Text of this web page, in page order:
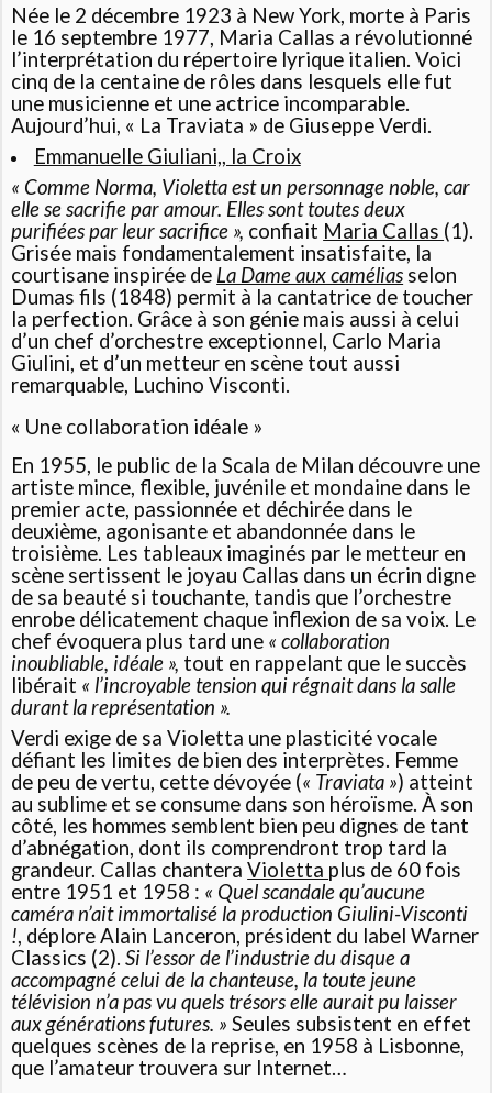
Née le 2 décembre 1923 à New York, morte à Paris
le 16 septembre 1977, Maria Callas a révolutionné
l’interprétation du répertoire lyrique italien. Voici
cinq de la centaine de rôles dans lesquels elle fut
une musicienne et une actrice incomparable.
Aujourd’hui, « La Traviata » de Giuseppe Verdi.
Emmanuelle Giuliani,, la Croix
« Comme Norma, Violetta est un personnage noble, car
elle se sacrifie par amour. Elles sont toutes deux
purifiées par leur sacrifice », confiait Maria Callas (1).
Grisée mais fondamentalement insatisfaite, la
courtisane inspirée de La Dame aux camélias selon
Dumas fils (1848) permit à la cantatrice de toucher
la perfection. Grâce à son génie mais aussi à celui
d’un chef d’orchestre exceptionnel, Carlo Maria
Giulini, et d’un metteur en scène tout aussi
remarquable, Luchino Visconti.
« Une collaboration idéale »
En 1955, le public de la Scala de Milan découvre une
artiste mince, flexible, juvénile et mondaine dans le
premier acte, passionnée et déchirée dans le
deuxième, agonisante et abandonnée dans le
troisième. Les tableaux imaginés par le metteur en
scène sertissent le joyau Callas dans un écrin digne
de sa beauté si touchante, tandis que l’orchestre
enrobe délicatement chaque inflexion de sa voix. Le
chef évoquera plus tard une « collaboration
inoubliable, idéale », tout en rappelant que le succès
libérait « l’incroyable tension qui régnait dans la salle
durant la représentation ».
Verdi exige de sa Violetta une plasticité vocale
défiant les limites de bien des interprètes. Femme
de peu de vertu, cette dévoyée (« Traviata ») atteint
au sublime et se consume dans son héroïsme. À son
côté, les hommes semblent bien peu dignes de tant
d’abnégation, dont ils comprendront trop tard la
grandeur. Callas chanteraVioletta plus de 60 fois
entre 1951 et 1958 : « Quel scandale qu’aucune
caméra n’ait immortalisé la production Giulini-Visconti
!, déplore Alain Lanceron, président du label Warner
Classics (2).Si l’essor de l’industrie du disque a
accompagné celui de la chanteuse, la toute jeune
télévision n’a pas vu quels trésors elle aurait pu laisser
aux générations futures. » Seules subsistent en effet
quelques scènes de la reprise, en 1958 à Lisbonne,
que l’amateur trouvera sur Internet…